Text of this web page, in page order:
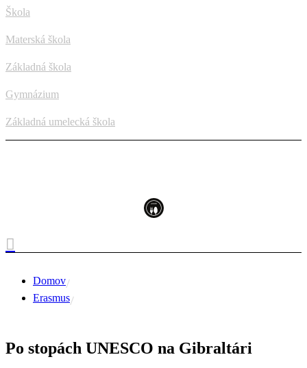
Škola
Materská škola
Základná škola
Gymnázium
Základná umelecká škola
Domov
Erasmus
Po stopách UNESCO na Gibraltári